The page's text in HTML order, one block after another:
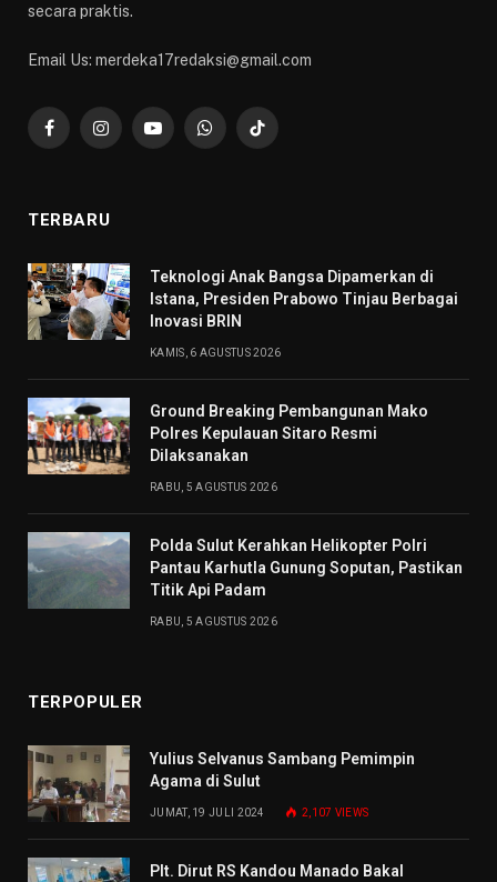
secara praktis.
Email Us: merdeka17redaksi@gmail.com
FacebookInstagramYouTubeWhatsAppTikTok
TERBARU
Teknologi Anak Bangsa Dipamerkan di
Istana, Presiden Prabowo Tinjau Berbagai
Inovasi BRIN
KAMIS, 6 AGUSTUS 2026
Ground Breaking Pembangunan Mako
Polres Kepulauan Sitaro Resmi
Dilaksanakan
RABU, 5 AGUSTUS 2026
Polda Sulut Kerahkan Helikopter Polri
Pantau Karhutla Gunung Soputan, Pastikan
Titik Api Padam
RABU, 5 AGUSTUS 2026
TERPOPULER
Yulius Selvanus Sambang Pemimpin
Agama di Sulut
JUMAT, 19 JULI 2024 2,107 VIEWS
Plt. Dirut RS Kandou Manado Bakal